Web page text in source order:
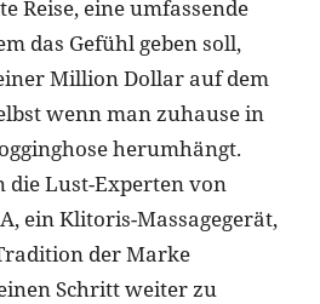
Reise, eine umfassende
das Gefühl geben soll,
Million Dollar auf dem
wenn man zuhause in
herumhängt.
Lust-Experten von
ein Klitoris-Massagegerät,
der Marke
Schritt weiter zu